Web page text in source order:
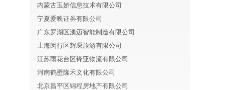
内蒙古玉娇信息技术有限公司
宁夏爱映证券有限公司
广东罗湖区澳迈智能制造有限公司
上海闵行区辉琛旅游有限公司
江苏雨花台区锋亚物流有限公司
河南鹤壁隆禾文化有限公司
北京昌平区锦程房地产有限公司